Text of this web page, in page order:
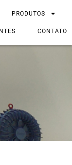
PRODUTOS
CONTATO